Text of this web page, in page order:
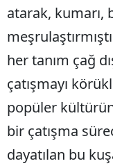
atarak, kumarı,
her tanım çağ
çatışmayı
popüler
bir çatışma
dayatılan bu